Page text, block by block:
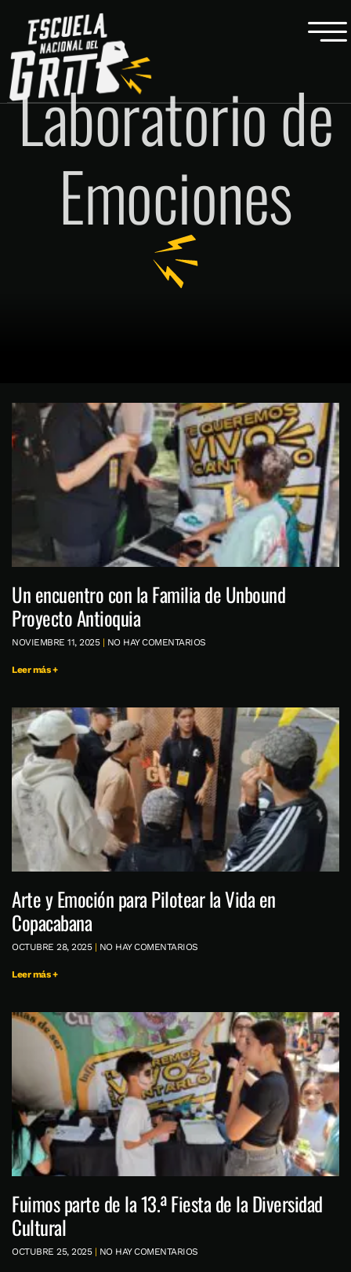
Laboratorio de
Emociones
Un encuentro con la Familia de Unbound
Proyecto Antioquia
NOVIEMBRE 11, 2025 NO HAY COMENTARIOS
Leer más +
Arte y Emoción para Pilotear la Vida en
Copacabana
OCTUBRE 28, 2025 NO HAY COMENTARIOS
Leer más +
Fuimos parte de la 13.ª Fiesta de la Diversidad
Cultural
OCTUBRE 25, 2025 NO HAY COMENTARIOS